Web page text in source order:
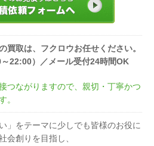
買取は、フクロウお任せください。
22:00）／メール受付24時間OK
つながりますので、親切・丁寧かつ
。
」をテーマに少しでも皆様のお役に
会創りを目指し、